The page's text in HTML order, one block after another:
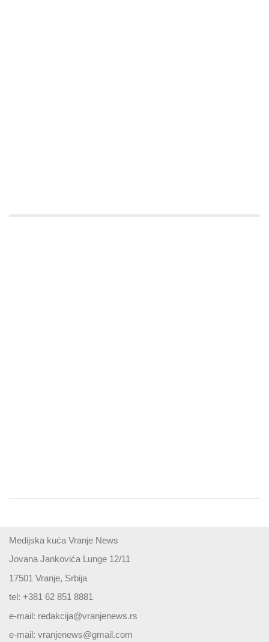
Medijska kuća Vranje News
Jovana Jankovića Lunge 12/11
17501 Vranje, Srbija
tel: +381 62 851 8881
e-mail: redakcija@vranjenews.rs
e-mail: vranjenews@gmail.com